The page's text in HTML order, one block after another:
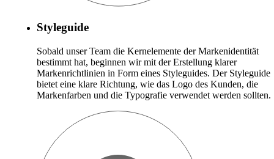
Styleguide
Sobald unser Team die Kernelemente der Markenidentität
bestimmt hat, beginnen wir mit der Erstellung klarer
Markenrichtlinien in Form eines Styleguides. Der Styleguide
bietet eine klare Richtung, wie das Logo des Kunden, die
Markenfarben und die Typografie verwendet werden sollten.